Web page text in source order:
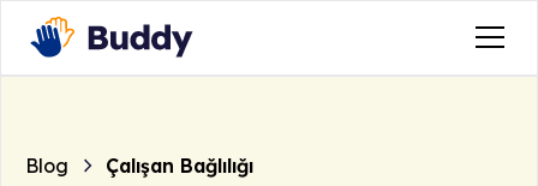
Blog Çalışan Bağlılığı